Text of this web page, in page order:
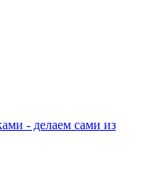
- делаем сами из